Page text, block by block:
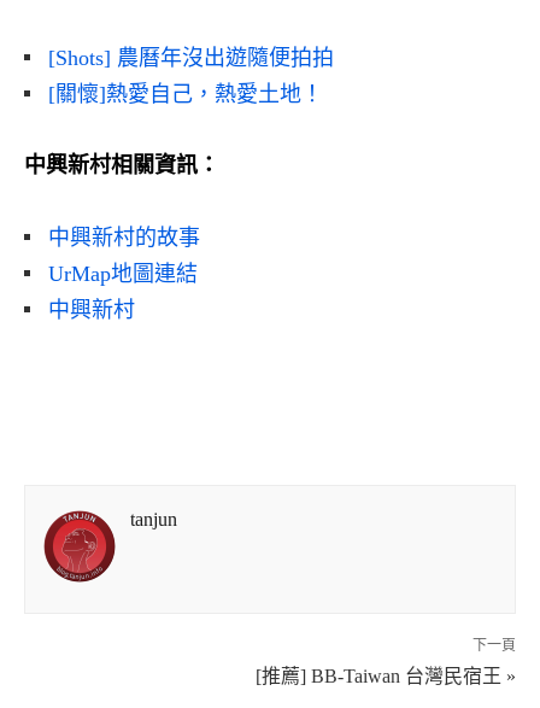
[Shots] 農曆年沒出遊隨便拍拍
[關懷]熱愛自己，熱愛土地！
中興新村相關資訊：
中興新村的故事
UrMap地圖連結
中興新村
tanjun
下一頁
[推薦] BB-Taiwan 台灣民宿王 »